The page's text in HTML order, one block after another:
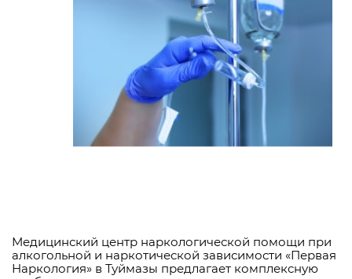
Медицинский центр наркологической помощи при
алкогольной и наркотической зависимости «Первая
Наркология» в Туймазы предлагает комплексную